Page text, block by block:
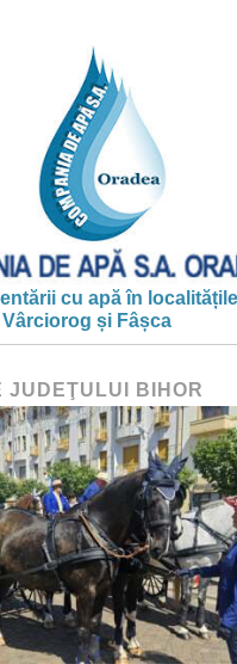
cu apă în
și Fâșca
JUDEŢULUI BIHOR